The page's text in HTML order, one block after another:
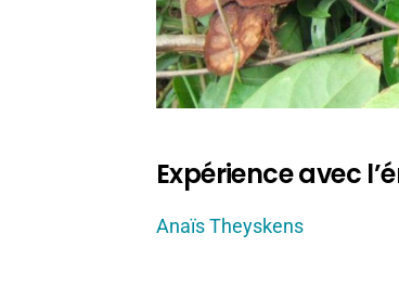
Expérience avec
Anaïs Theyskens